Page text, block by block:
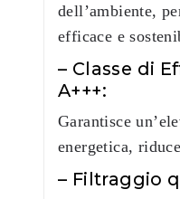
dell’ambiente,
efficace e
– Classe di
A+++:
Garantisce
energetica,
– Filtraggio